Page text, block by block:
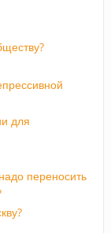
для
переносить